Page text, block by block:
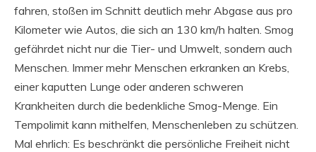
fahren, stoßen im Schnitt deutlich mehr Abgase aus pro
Kilometer wie Autos, die sich an 130 km/h halten. Smog
gefährdet nicht nur die Tier- und Umwelt, sondern auch
Menschen. Immer mehr Menschen erkranken an Krebs,
einer kaputten Lunge oder anderen schweren
Krankheiten durch die bedenkliche Smog-Menge. Ein
Tempolimit kann mithelfen, Menschenleben zu schützen.
Mal ehrlich: Es beschränkt die persönliche Freiheit nicht